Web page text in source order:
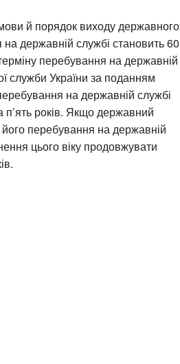
й порядок виходу державного
державній службі становить 60
перебування на державній
служби України за поданням
на державній службі
років. Якщо державний
перебування на державній
цього віку продовжувати